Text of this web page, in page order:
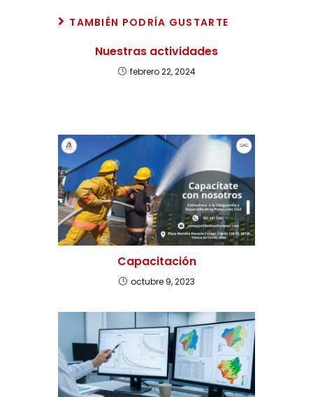
TAMBIÉN PODRÍA GUSTARTE
Nuestras actividades
febrero 22, 2024
Capacitación
octubre 9, 2023